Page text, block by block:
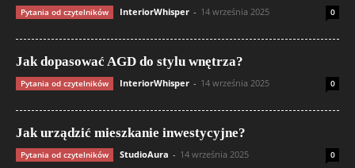
Pytania od czytelników InteriorWhisper - 14 września 2025 0
Jak dopasować AGD do stylu wnętrza?
Pytania od czytelników InteriorWhisper - 14 września 2025 0
Jak urządzić mieszkanie inwestycyjne?
Pytania od czytelników StudioAura - 14 września 2025 0